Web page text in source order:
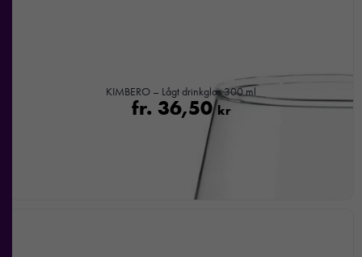
KIMBERO – Lågt drinkglas 300 ml
fr. 36,50kr